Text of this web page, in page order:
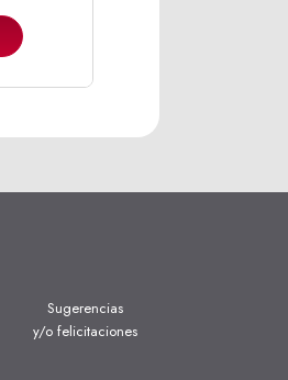
Sugerencias
y/o felicitaciones